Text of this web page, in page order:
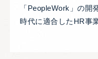
「PeopleWork」の開
時代に適合したHR事